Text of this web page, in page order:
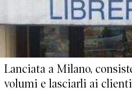
Lanciata a Milano,
volumi e lasciarli ai